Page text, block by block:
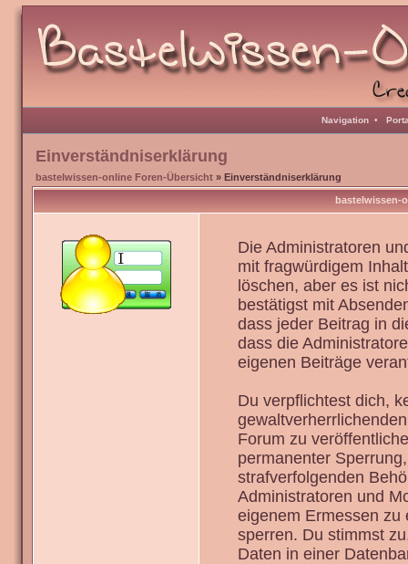
Navigation •
Einverständniserklärung
bastelwissen-online Foren-Übersicht » Einverständniserklärung
bastelwissen-
Die Administratoren
mit fragwürdigem
löschen, aber es ist
bestätigst mit
dass jeder Beitrag in
dass die
eigenen Beiträge
Du verpflichtest dich,
Forum zu
permanenter
strafverfolgenden
Administratoren und
eigenem Ermessen zu
sperren. Du stimmst
Daten in einer